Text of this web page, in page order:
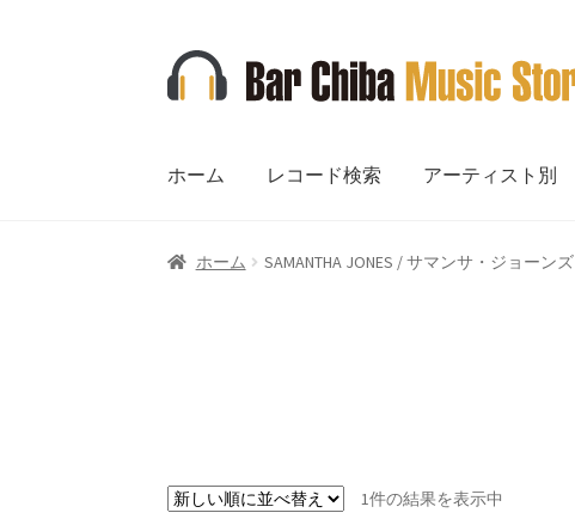
ナ
ビ
シ
へ
コ
ン
ツ
キ
ホーム レコード検索 アーティスト別
ホーム SAMANTHA JONES / サマンサ・ジョーンズ
1件の結果を表示中